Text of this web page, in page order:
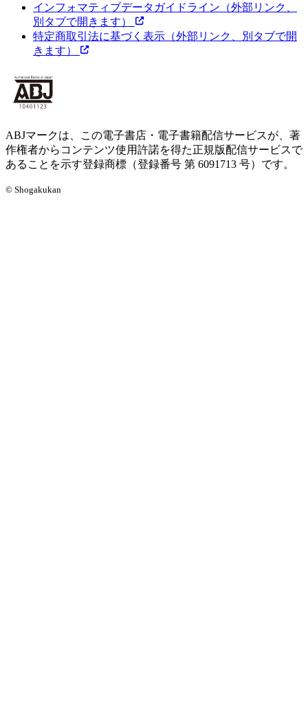
インフォマティブデータガイドライン （外部リンク、
別タブで開きます）
特定商取引法に基づく表示 （外部リンク、別タブで開
きます）
ABJマークは、この電子書店・電子書籍配信サービスが、著
作権者からコンテンツ使用許諾を得た正規版配信サービスで
あることを示す登録商標（登録番号 第 6091713 号）です。
© Shogakukan